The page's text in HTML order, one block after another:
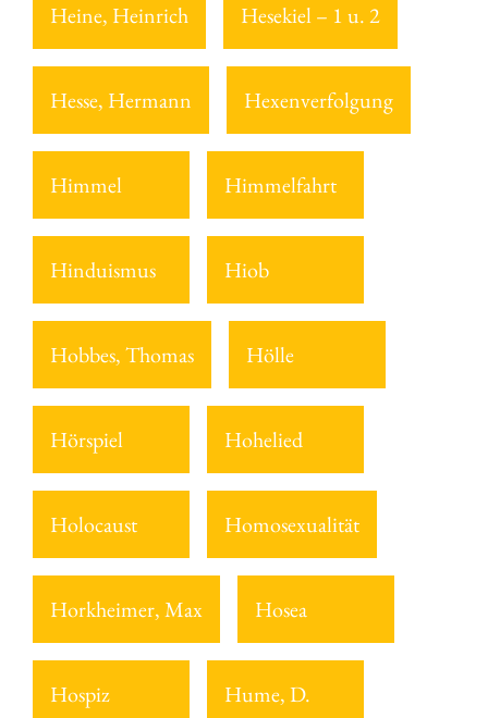
Heine, Heinrich Hesekiel – 1 u. 2
Hesse, Hermann Hexenverfolgung
Himmel Himmelfahrt
Hinduismus Hiob
Hobbes, Thomas Hölle
Hörspiel Hohelied
Holocaust Homosexualität
Horkheimer, Max Hosea
Hospiz Hume, D.